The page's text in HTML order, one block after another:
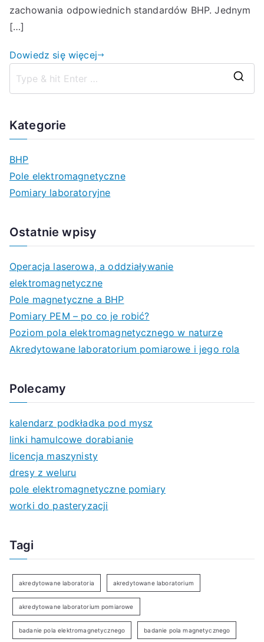
zachowania odpowiednich standardów BHP. Jednym
[…]
Dowiedz się więcej
Kategorie
BHP
Pole elektromagnetyczne
Pomiary laboratoryjne
Ostatnie wpisy
Operacja laserowa, a oddziaływanie
elektromagnetyczne
Pole magnetyczne a BHP
Pomiary PEM – po co je robić?
Poziom pola elektromagnetycznego w naturze
Akredytowane laboratorium pomiarowe i jego rola
Polecamy
kalendarz podkładka pod mysz
linki hamulcowe dorabianie
licencja maszynisty
dresy z weluru
pole elektromagnetyczne pomiary
worki do pasteryzacji
Tagi
akredytowane laboratoria akredytowane laboratorium
akredytowane laboratorium pomiarowe
badanie pola elektromagnetycznego badanie pola magnetycznego